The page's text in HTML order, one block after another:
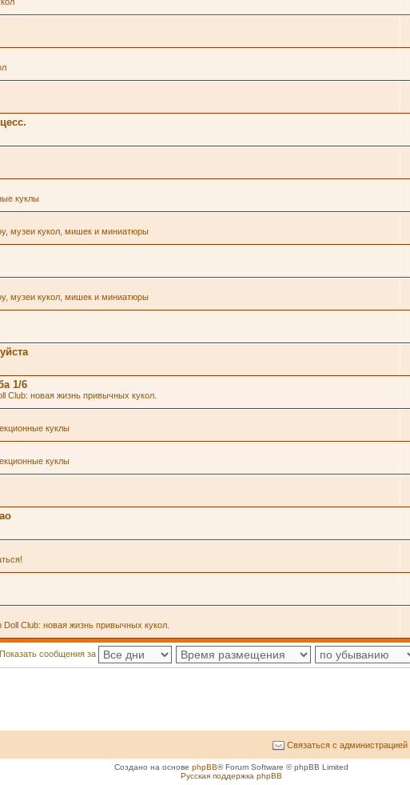
куклы
музеи кукол, мишек и миниатюры
музеи кукол, мишек и миниатюры
1/6
Club: новая жизнь привычных кукол.
куклы
куклы
Doll Club: новая жизнь привычных кукол.
Показать сообщения за
Связаться с администрацией
Создано на основе phpBB® Forum Software © phpBB Limited
Русская поддержка phpBB